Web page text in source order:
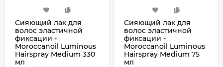
Сияющий лак для
волос эластичной
фиксации -
Moroccanoil Luminous
Hairspray Medium 330
мл
Сияющий лак для
волос эластичной
фиксации -
Moroccanoil Luminous
Hairspray Medium 75
мл